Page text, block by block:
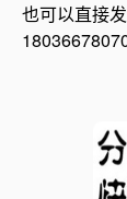
也可以直接